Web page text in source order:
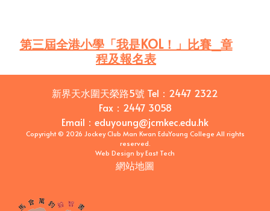
第三屆全港小學「我是KOL！」比賽_章
程及報名表
新界天水圍天榮路5號 Tel： 2447 2322
Fax： 2447 3058
Email ： eduyoung@jcmkec.edu.hk
Copyright © 2026 Jockey Club Man Kwan EduYoung College All rights
reserved.
Web Design byEast Tech
網站地圖